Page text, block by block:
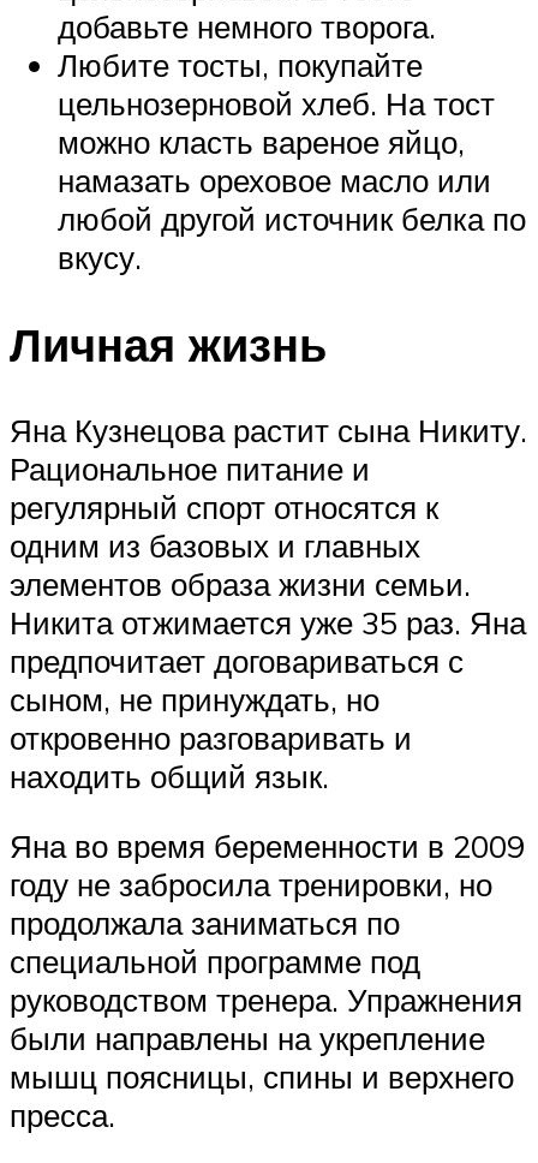
добавьте немного творога.
Любите тосты, покупайте
цельнозерновой хлеб. На тост
можно класть вареное яйцо,
намазать ореховое масло или
любой другой источник белка по
вкусу.
Личная жизнь
Яна Кузнецова растит сына Никиту.
Рациональное питание и
регулярный спорт относятся к
одним из базовых и главных
элементов образа жизни семьи.
Никита отжимается уже 35 раз. Яна
предпочитает договариваться с
сыном, не принуждать, но
откровенно разговаривать и
находить общий язык.
Яна во время беременности в 2009
году не забросила тренировки, но
продолжала заниматься по
специальной программе под
руководством тренера. Упражнения
были направлены на укрепление
мышц поясницы, спины и верхнего
пресса.